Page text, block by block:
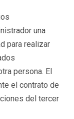
una
para realizar
persona. El
el contrato de
del tercer